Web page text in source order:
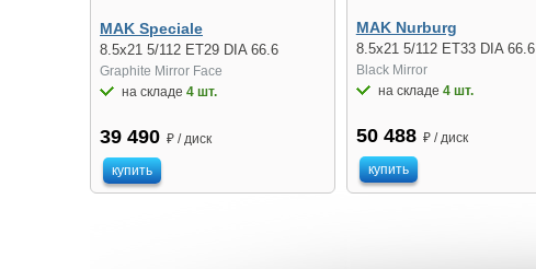
MAK Speciale
8.5x21 5/112 ET29 DIA 66.6
Graphite Mirror Face
на складе 4 шт.
39 490 ₽ / диск
купить
MAK Nurburg
8.5x21 5/112 ET33 DIA 66.6
Black Mirror
на складе 4 шт.
50 488 ₽ / диск
купить